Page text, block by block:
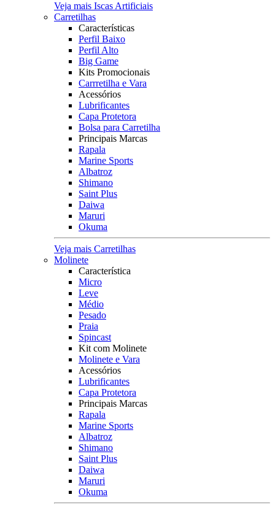
Veja mais Iscas Artificiais
Carretilhas
Características
Perfil Baixo
Perfil Alto
Big Game
Kits Promocionais
Carrretilha e Vara
Acessórios
Lubrificantes
Capa Protetora
Bolsa para Carretilha
Principais Marcas
Rapala
Marine Sports
Albatroz
Shimano
Saint Plus
Daiwa
Maruri
Okuma
Veja mais Carretilhas
Molinete
Característica
Micro
Leve
Médio
Pesado
Praia
Spincast
Kit com Molinete
Molinete e Vara
Acessórios
Lubrificantes
Capa Protetora
Principais Marcas
Rapala
Marine Sports
Albatroz
Shimano
Saint Plus
Daiwa
Maruri
Okuma